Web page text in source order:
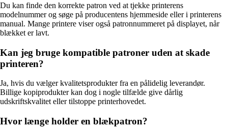
Du kan finde den korrekte patron ved at tjekke printerens
modelnummer og søge på producentens hjemmeside eller i printerens
manual. Mange printere viser også patronnummeret på displayet, når
blækket er lavt.
Kan jeg bruge kompatible patroner uden at skade
printeren?
Ja, hvis du vælger kvalitetsprodukter fra en pålidelig leverandør.
Billige kopiprodukter kan dog i nogle tilfælde give dårlig
udskriftskvalitet eller tilstoppe printerhovedet.
Hvor længe holder en blækpatron?